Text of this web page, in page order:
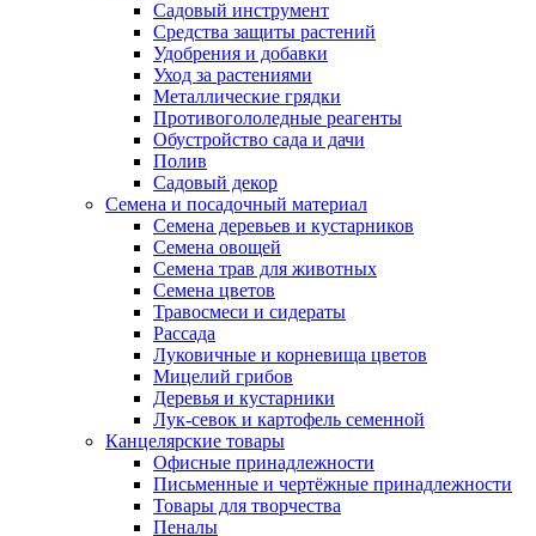
Садовый инструмент
Средства защиты растений
Удобрения и добавки
Уход за растениями
Металлические грядки
Противогололедные реагенты
Обустройство сада и дачи
Полив
Садовый декор
Семена и посадочный материал
Семена деревьев и кустарников
Семена овощей
Семена трав для животных
Семена цветов
Травосмеси и сидераты
Рассада
Луковичные и корневища цветов
Мицелий грибов
Деревья и кустарники
Лук-севок и картофель семенной
Канцелярские товары
Офисные принадлежности
Письменные и чертёжные принадлежности
Товары для творчества
Пеналы